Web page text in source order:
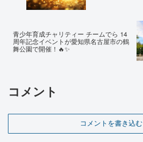
青少年育成チャリティー チームでら 14
周年記念イベントが愛知県名古屋市の鶴
舞公園で開催！🔥✨
コメント
コメントを書き込む